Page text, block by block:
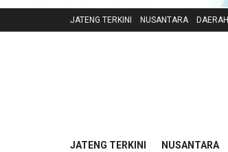
JATENG TERKINI NUSANTARA DAERAH
JATENG TERKINI NUSANTARA